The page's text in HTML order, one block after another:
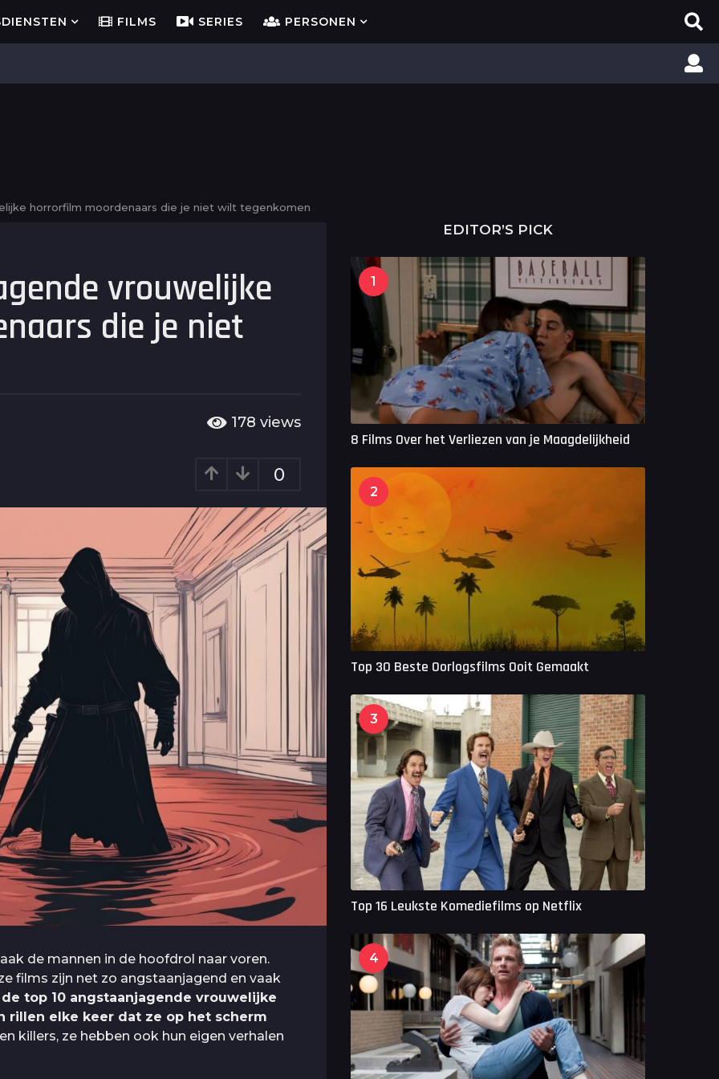
FILMS SERIES PERSONEN
horrorfilm moordenaars die je niet wilt tegenkomen
vrouwelijke
die je niet
178 views
0
de mannen in de hoofdrol naar voren.
films zijn net zo angstaanjagend en vaak
top 10 angstaanjagende vrouwelijke
rillen elke keer dat ze op het scherm
killers, ze hebben ook hun eigen verhalen
EDITOR’S PICK
1
8 Films Over het Verliezen van je Maagdelijkheid
2
Top 30 Beste Oorlogsfilms Ooit Gemaakt
3
Top 16 Leukste Komediefilms op Netflix
4